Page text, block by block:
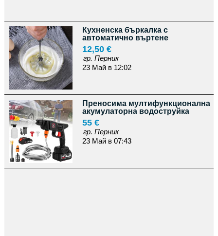
Кухненска бъркалка с
автоматично въртене
12,50 €
гр. Перник
23 Май в 12:02
Преносима мултифункционална
акумулаторна водоструйка
55 €
гр. Перник
23 Май в 07:43